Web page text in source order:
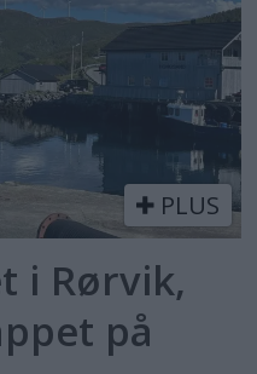
PLUS
i Rørvik,
på